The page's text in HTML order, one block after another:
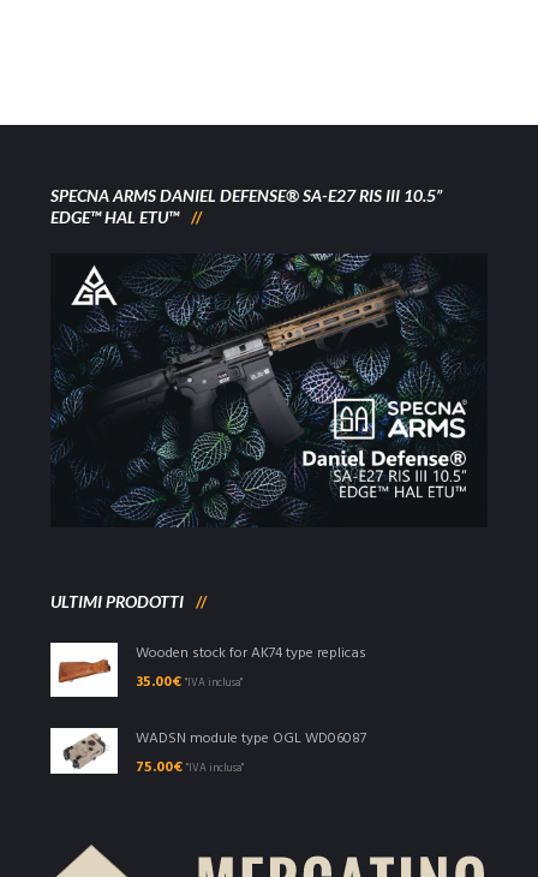
SPECNA ARMS DANIEL DEFENSE® SA-E27 RIS III 10.5”
EDGE™ HAL ETU™
ULTIMI PRODOTTI
Wooden stock for AK74 type replicas
35.00€ "IVA inclusa"
WADSN module type OGL WD06087
75.00€ "IVA inclusa"